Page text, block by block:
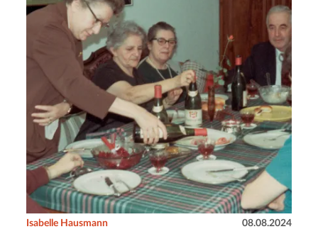
Isabelle Hausmann 08.08.2024